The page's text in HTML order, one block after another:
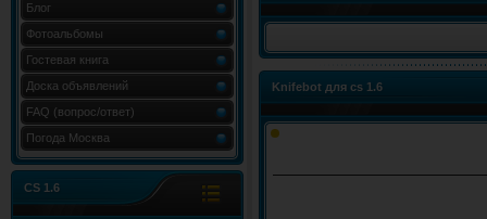
Блог
Фотоальбомы
Гостевая книга
Доска объявлений
FAQ (вопрос/ответ)
Погода Москва
CS 1.6
Knifebot для cs 1.6